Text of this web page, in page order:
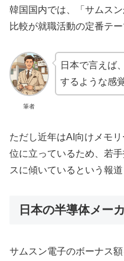
韓国国内では、「サムス
比較が就職活動の定番テー
筆者
日本で言えば
するような感
ただし近年はAI向けメモ
位に立っているため、若
スに傾いているという報道
日本の半導体メー
サムスン電子のボーナス